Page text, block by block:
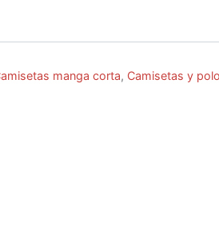
manga corta, Camisetas y